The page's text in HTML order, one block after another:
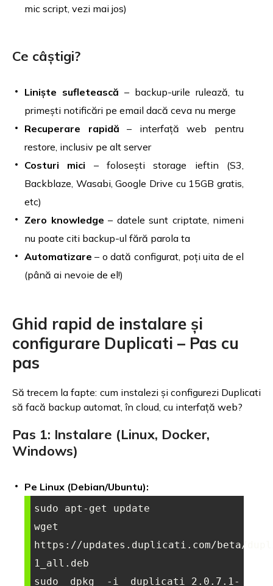
mic script, vezi mai jos)
Ce câștigi?
Liniște sufletească – backup-urile rulează, tu
primești notificări pe email dacă ceva nu merge
Recuperare rapidă – interfață web pentru
restore, inclusiv pe alt server
Costuri mici – folosești storage ieftin (S3,
Backblaze, Wasabi, Google Drive cu 15GB gratis,
etc)
Zero knowledge – datele sunt criptate, nimeni
nu poate citi backup-ul fără parola ta
Automatizare – o dată configurat, poți uita de el
(până ai nevoie de el!)
Ghid rapid de instalare și
configurare Duplicati – Pas cu
pas
Să trecem la fapte: cum instalezi și configurezi Duplicati
să facă backup automat, în cloud, cu interfață web?
Pas 1: Instalare (Linux, Docker,
Windows)
Pe Linux (Debian/Ubuntu):
sudo apt-get update
wget
https://updates.duplicati.com/beta/
1_all.deb
sudo dpkg -i duplicati_2.0.7.1-